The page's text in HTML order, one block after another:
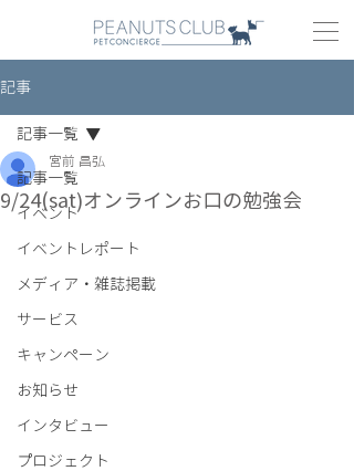
記事
記事一覧
イベント
イベントレポート
メディア・雑誌掲載
サービス
キャンペーン
お知らせ
インタビュー
プロジェクト
記事一覧
9/24(sat)オンラインお口の勉強会
宮前 昌弘